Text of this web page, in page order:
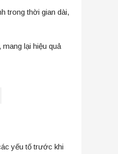
trong thời gian dài,
lại hiệu quả
yếu tố trước khi